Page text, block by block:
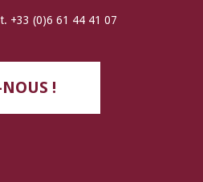
+33 (0)6 61 44 41 07
!